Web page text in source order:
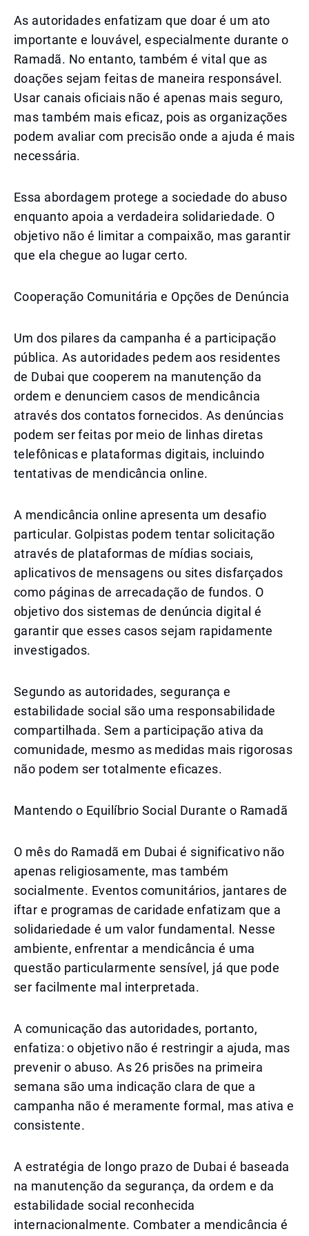
As autoridades enfatizam que doar é um ato
importante e louvável, especialmente durante o
Ramadã. No entanto, também é vital que as
doações sejam feitas de maneira responsável.
Usar canais oficiais não é apenas mais seguro,
mas também mais eficaz, pois as organizações
podem avaliar com precisão onde a ajuda é mais
necessária.
Essa abordagem protege a sociedade do abuso
enquanto apoia a verdadeira solidariedade. O
objetivo não é limitar a compaixão, mas garantir
que ela chegue ao lugar certo.
Cooperação Comunitária e Opções de Denúncia
Um dos pilares da campanha é a participação
pública. As autoridades pedem aos residentes
de Dubai que cooperem na manutenção da
ordem e denunciem casos de mendicância
através dos contatos fornecidos. As denúncias
podem ser feitas por meio de linhas diretas
telefônicas e plataformas digitais, incluindo
tentativas de mendicância online.
A mendicância online apresenta um desafio
particular. Golpistas podem tentar solicitação
através de plataformas de mídias sociais,
aplicativos de mensagens ou sites disfarçados
como páginas de arrecadação de fundos. O
objetivo dos sistemas de denúncia digital é
garantir que esses casos sejam rapidamente
investigados.
Segundo as autoridades, segurança e
estabilidade social são uma responsabilidade
compartilhada. Sem a participação ativa da
comunidade, mesmo as medidas mais rigorosas
não podem ser totalmente eficazes.
Mantendo o Equilíbrio Social Durante o Ramadã
O mês do Ramadã em Dubai é significativo não
apenas religiosamente, mas também
socialmente. Eventos comunitários, jantares de
iftar e programas de caridade enfatizam que a
solidariedade é um valor fundamental. Nesse
ambiente, enfrentar a mendicância é uma
questão particularmente sensível, já que pode
ser facilmente mal interpretada.
A comunicação das autoridades, portanto,
enfatiza: o objetivo não é restringir a ajuda, mas
prevenir o abuso. As 26 prisões na primeira
semana são uma indicação clara de que a
campanha não é meramente formal, mas ativa e
consistente.
A estratégia de longo prazo de Dubai é baseada
na manutenção da segurança, da ordem e da
estabilidade social reconhecida
internacionalmente. Combater a mendicância é